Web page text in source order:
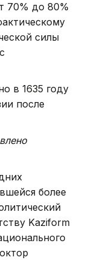
70% до 80%
силы
в 1635 году
после
более
Kaziform